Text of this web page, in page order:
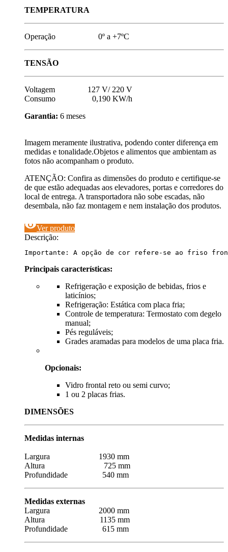
TEMPERATURA
Operação 0º a +7ºC
TENSÃO
Voltagem 127 V/ 220 V
Consumo 0,190 KW/h
Garantia: 6 meses
Imagem meramente ilustrativa, podendo conter diferença em
medidas e tonalidade.Objetos e alimentos que ambientam as
fotos não acompanham o produto.
ATENÇÃO: Confira as dimensões do produto e certifique-se
de que estão adequadas aos elevadores, portas e corredores do
local de entrega. A transportadora não sobe escadas, não
desembala, não faz montagem e nem instalação dos produtos.
visibilityVer produto
Descrição:
Importante: A opção de cor refere-se ao friso
Principais características:
Refrigeração e exposição de bebidas, frios e
laticínios;
Refrigeração: Estática com placa fria;
Controle de temperatura: Termostato com degelo
manual;
Pés reguláveis;
Grades aramadas para modelos de uma placa fria.
Opcionais:
Vidro frontal reto ou semi curvo;
1 ou 2 placas frias.
DIMENSÕES
Medidas internas
Largura 1930 mm
Altura 725 mm
Profundidade 540 mm
Medidas externas
Largura 2000 mm
Altura 1135 mm
Profundidade 615 mm